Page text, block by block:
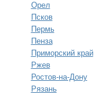
Орел
Псков
Пермь
Пенза
Приморский край
Ржев
Ростов-на-Дону
Рязань